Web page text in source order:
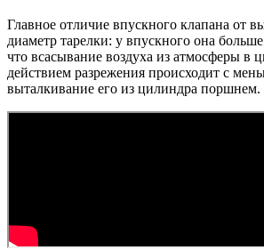
Главное отличие впускного клапана от
диаметр тарелки: у впускного она
что всасывание воздуха из атмосферы в
действием разрежения происходит с
выталкивание его из цилиндра поршнем.